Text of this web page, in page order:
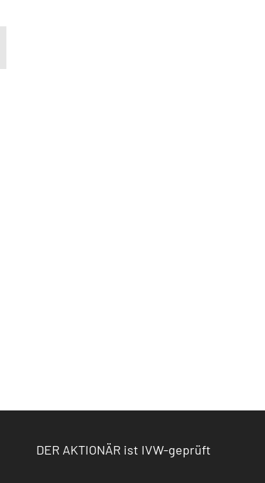
DER AKTIONÄR ist IVW-geprüft